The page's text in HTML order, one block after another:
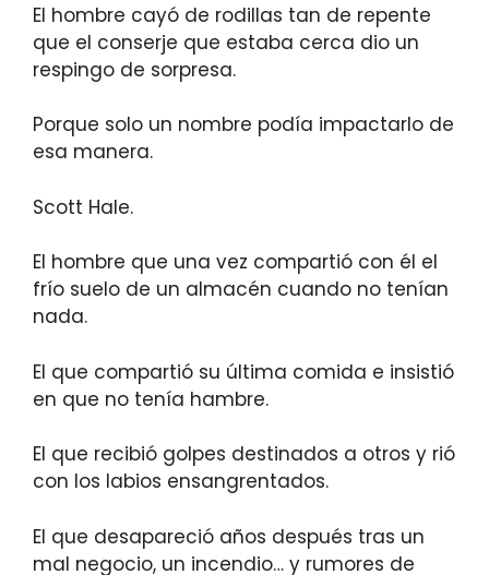
El hombre cayó de rodillas tan de repente
que el conserje que estaba cerca dio un
respingo de sorpresa.
Porque solo un nombre podía impactarlo de
esa manera.
Scott Hale.
El hombre que una vez compartió con él el
frío suelo de un almacén cuando no tenían
nada.
El que compartió su última comida e insistió
en que no tenía hambre.
El que recibió golpes destinados a otros y rió
con los labios ensangrentados.
El que desapareció años después tras un
mal negocio, un incendio… y rumores de